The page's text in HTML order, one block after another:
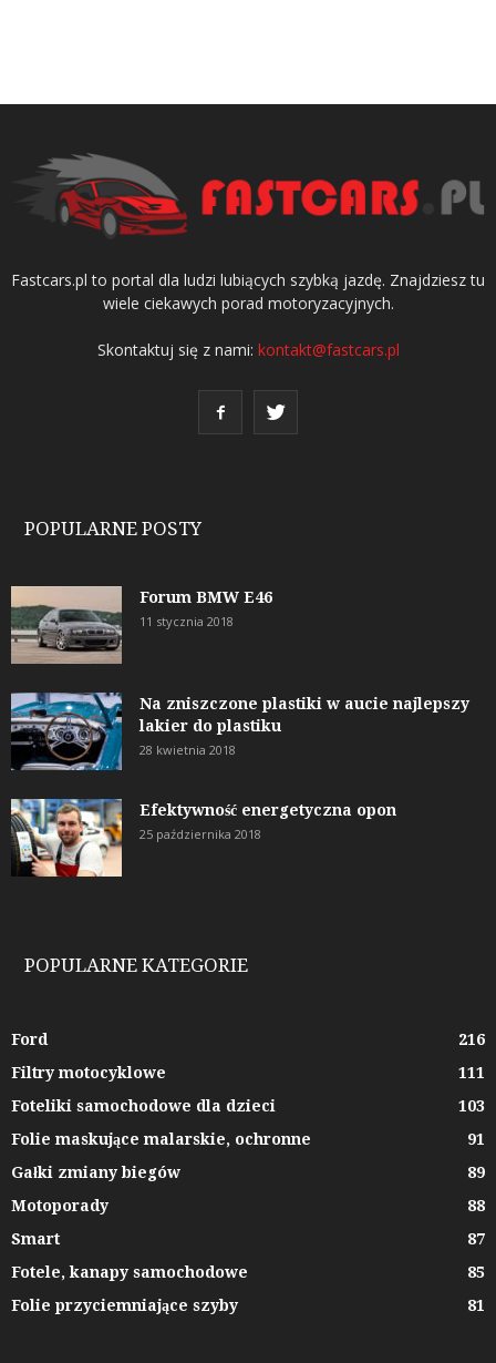
Fastcars.pl to portal dla ludzi lubiących szybką jazdę. Znajdziesz tu
wiele ciekawych porad motoryzacyjnych.
Skontaktuj się z nami: kontakt@fastcars.pl
POPULARNE POSTY
Forum BMW E46
11 stycznia 2018
Na zniszczone plastiki w aucie najlepszy
lakier do plastiku
28 kwietnia 2018
Efektywność energetyczna opon
25 października 2018
POPULARNE KATEGORIE
Ford
216
Filtry motocyklowe
111
Foteliki samochodowe dla dzieci
103
Folie maskujące malarskie, ochronne
91
Gałki zmiany biegów
89
Motoporady
88
Smart
87
Fotele, kanapy samochodowe
85
Folie przyciemniające szyby
81